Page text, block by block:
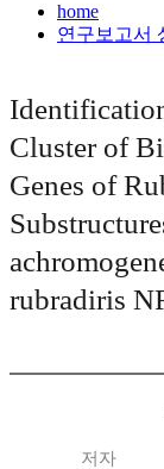
home
연구보고서
Cluster of
Genes of
rubradiris
저자